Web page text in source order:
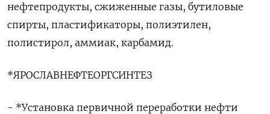
нефтепродукты, сжиженные газы, бутиловые
спирты, пластификаторы, полиэтилен,
полистирол, аммиак, карбамид.
*ЯРОСЛАВНЕФТЕОРГСИНТЕЗ
- *Установка первичной переработки нефти